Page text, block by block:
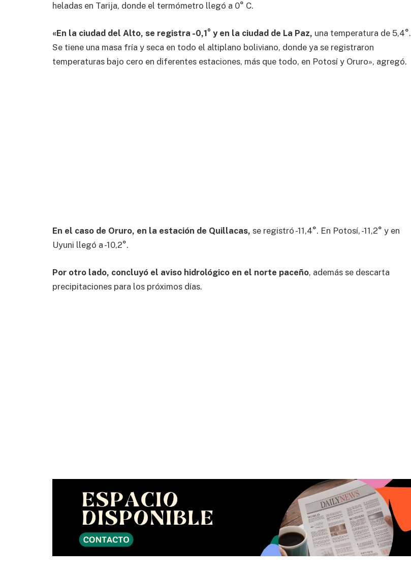
heladas en Tarija, donde el termómetro llegó a 0° C.
«En la ciudad del Alto, se registra -0,1° y en la ciudad de La Paz, una temperatura de 5,4°.
Se tiene una masa fría y seca en todo el altiplano boliviano, donde ya se registraron
temperaturas bajo cero en diferentes estaciones, más que todo, en Potosí y Oruro», agregó.
En el caso de Oruro, en la estación de Quillacas, se registró -11,4°. En Potosí, -11,2° y en
Uyuni llegó a -10,2°.
Por otro lado, concluyó el aviso hidrológico en el norte paceño, además se descarta
precipitaciones para los próximos días.